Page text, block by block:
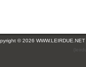
© 2026